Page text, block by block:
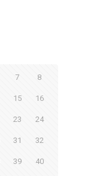
7 8
15 16
23 24
31 32
39 40